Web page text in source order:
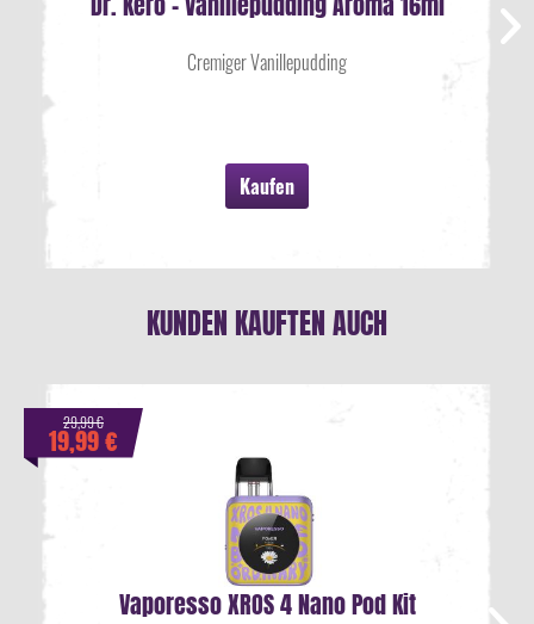
Cremiger Vanillepudding
Kaufen
KUNDEN KAUFTEN AUCH
Vaporesso XROS 4 Nano Pod Kit
19,99 €
29,99 €